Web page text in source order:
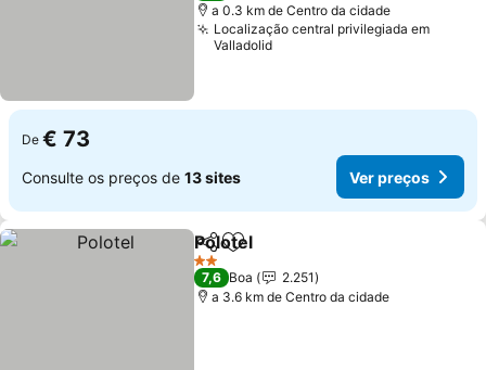
a 0.3 km de Centro da cidade
Localização central privilegiada em
Valladolid
De € 73
Consulte os preços de 13 sites Ver preços
PartilharAdicionar aos favoritos
Polotel
2 Estrelas
7,6 Boa
2.251
a 3.6 km de Centro da cidade